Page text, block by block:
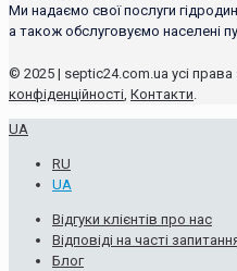
Ми надаємо свої послуги
а також обслуговуємо населені
© 2025 | septic24.com.ua усі права
конфіденційності, Контакти.
UA
RU
UA
Відгуки клієнтів про нас
Відповіді на часті
Блог